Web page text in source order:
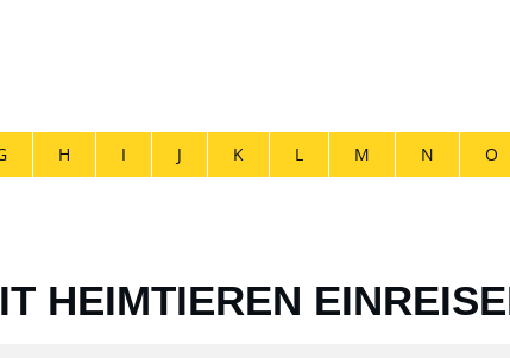
H I J K L M N O
HEIMTIEREN